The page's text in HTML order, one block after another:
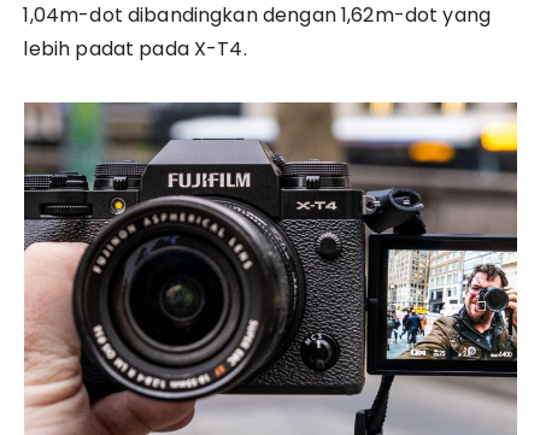
1,04m-dot dibandingkan dengan 1,62m-dot yang
lebih padat pada X-T4.